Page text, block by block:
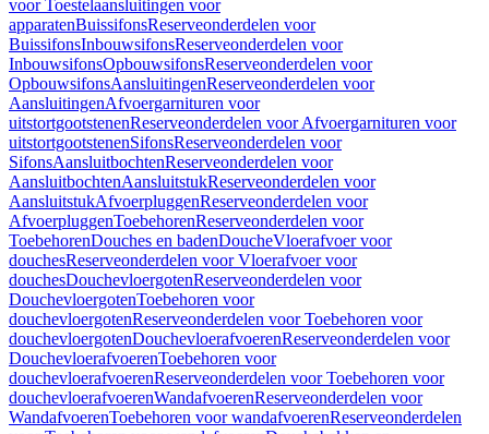
voor Toestelaansluitingen voor
apparatenBuissifonsReserveonderdelen voor
BuissifonsInbouwsifonsReserveonderdelen voor
InbouwsifonsOpbouwsifonsReserveonderdelen voor
OpbouwsifonsAansluitingenReserveonderdelen voor
AansluitingenAfvoergarnituren voor
uitstortgootstenenReserveonderdelen voor Afvoergarnituren voor
uitstortgootstenenSifonsReserveonderdelen voor
SifonsAansluitbochtenReserveonderdelen voor
AansluitbochtenAansluitstukReserveonderdelen voor
AansluitstukAfvoerpluggenReserveonderdelen voor
AfvoerpluggenToebehorenReserveonderdelen voor
ToebehorenDouches en badenDoucheVloerafvoer voor
douchesReserveonderdelen voor Vloerafvoer voor
douchesDouchevloergotenReserveonderdelen voor
DouchevloergotenToebehoren voor
douchevloergotenReserveonderdelen voor Toebehoren voor
douchevloergotenDouchevloerafvoerenReserveonderdelen voor
DouchevloerafvoerenToebehoren voor
douchevloerafvoerenReserveonderdelen voor Toebehoren voor
douchevloerafvoerenWandafvoerenReserveonderdelen voor
WandafvoerenToebehoren voor wandafvoerenReserveonderdelen